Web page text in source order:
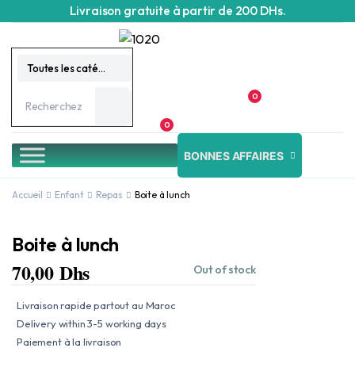
Livraison gratuite à partir de 200 DHs.
Toutes les catégories
0
0
BONNES AFFAIRES
Accueil Enfant Repas Boite à lunch
Boite à lunch
70,00Dhs Out of stock
Livraison rapide partout au Maroc
Delivery within 3-5 working days
Paiement à la livraison